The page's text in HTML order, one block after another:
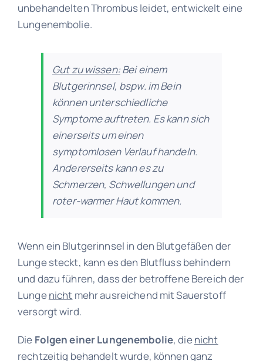
unbehandelten Thrombus leidet, entwickelt eine
Lungenembolie.
Gut zu wissen:Bei einem
Blutgerinnsel, bspw. im Bein
können unterschiedliche
Symptome auftreten. Es kann sich
einerseits um einen
symptomlosen Verlauf handeln.
Andererseits kann es zu
Schmerzen, Schwellungen und
roter-warmer Haut kommen.
Wenn ein Blutgerinnsel in den Blutgefäßen der
Lunge steckt, kann es den Blutfluss behindern
und dazu führen, dass der betroffene Bereich der
Lungenicht mehr ausreichend mit Sauerstoff
versorgt wird.
Die Folgen einer Lungenembolie, dienicht
rechtzeitig behandelt wurde, können ganz